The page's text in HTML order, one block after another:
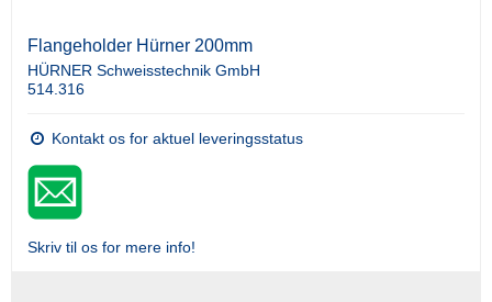
Flangeholder Hürner 200mm
HÜRNER Schweisstechnik GmbH
514.316
Kontakt os for aktuel leveringsstatus
Skriv til os for mere info!